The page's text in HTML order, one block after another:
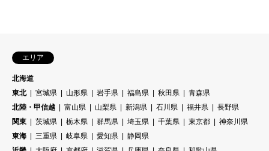
エリア
北海道
東北
宮城県 山形県 岩手県 福島県 秋田県
青森県
北陸・甲信越
富山県 山梨県 新潟県 石川県 福井県
長野県
関東
茨城県 栃木県 群馬県 埼玉県 千葉県 東京都
神奈川県
東海
三重県 岐阜県 愛知県
静岡県